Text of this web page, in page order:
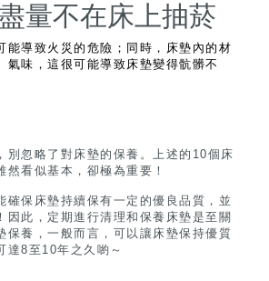
量不在床上抽菸
能導致火災的危險；同時，床墊內的材
氣味，這很可能導致床墊變得骯髒不
別忽略了對床墊的保養。上述的 10個床
然看似基本，卻極為重要！
確保床墊持續保有一定的優良品質，並
因此，定期進行清理和保養床墊是至關
保養，一般而言，可以讓床墊保持優質
達8至 10年之久喲～